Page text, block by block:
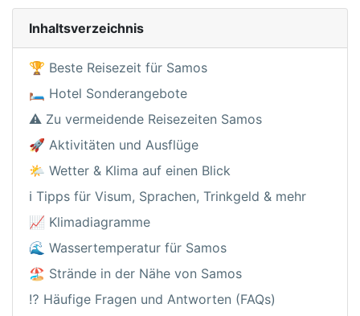
Inhaltsverzeichnis
🏆 Beste Reisezeit für Samos
🛏️ Hotel Sonderangebote
⚠️ Zu vermeidende Reisezeiten Samos
🚀 Aktivitäten und Ausflüge
🌤️ Wetter & Klima auf einen Blick
ℹ️ Tipps für Visum, Sprachen, Trinkgeld & mehr
📈 Klimadiagramme
🌊 Wassertemperatur für Samos
🏖️ Strände in der Nähe von Samos
⁉️ Häufige Fragen und Antworten (FAQs)